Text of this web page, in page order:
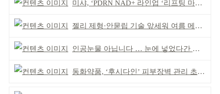
미샤, ‘PDRN NAD+ 라인업 ‘리프팅 마스크’ 출시
젤리 제형·안묻립 기술 앞세워 여름 메이크업 시장 공략
인공눈물 아닙니다 … 눈에 넣었다간 각막 손상
동화약품, ‘후시다인’ 피부장벽 관리 초점 ‘리브랜딩’